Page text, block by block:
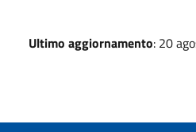
Ultimo aggiornamento: 20